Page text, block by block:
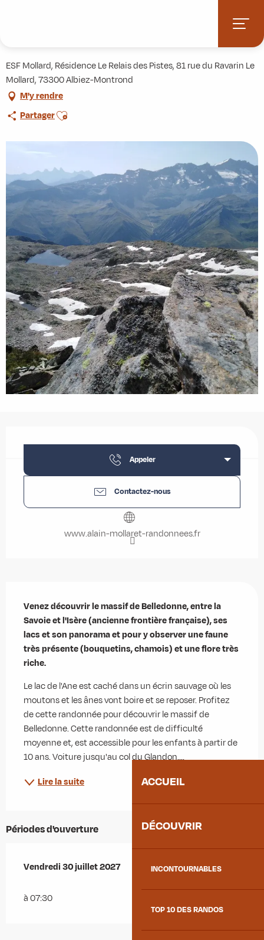
ACCUEIL
DÉCOUVRIR
INCONTOURNABLES
TOP 10 DES RANDOS
ESF Mollard, Résidence Le Relais des Pistes, 81 rue du Ravarin Le
Mollard, 73300 Albiez-Montrond
M'y rendre
PartagerAjouter aux favoris
Appeler
Contactez-nous
www.alain-mollaret-randonnees.fr
Venez découvrir le massif de Belledonne, entre la
Savoie et l'Isère (ancienne frontière française), ses
lacs et son panorama et pour y observer une faune
très présente (bouquetins, chamois) et une flore très
riche.
Le lac de l'Ane est caché dans un écrin sauvage où les
moutons et les ânes vont boire et se reposer. Profitez
de cette randonnée pour découvrir le massif de
Belledonne. Cette randonnée est de difficulté
moyenne et, est accessible pour les enfants à partir de
10 ans. Voiture jusqu'au col du Glandon....
Lire la suite
Périodes d'ouverture
Vendredi 30 juillet 2027
Vendredi 30 juillet 2027
à 07:30